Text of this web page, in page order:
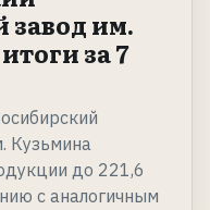
завод им.
за 7
Кузьмина
до 221,6
с аналогичным